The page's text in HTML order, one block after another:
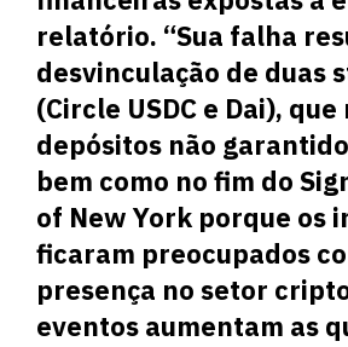
relatório. “Sua falha
desvinculação de duas
(Circle USDC e Dai),
depósitos não
bem como no fim do
of New York porque os
ficaram preocupados
presença no setor
eventos aumentam as